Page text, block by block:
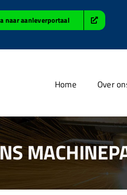
naar aanleverportaal
Home Over